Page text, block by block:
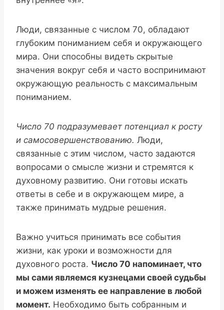
Люди, связанные с числом 70, обладают
глубоким пониманием себя и окружающего
мира. Они способны видеть скрытые
значения вокруг себя и часто воспринимают
окружающую реальность с максимальным
пониманием.
Число 70 подразумевает потенциал к росту
и самосовершенствованию. Люди,
связанные с этим числом, часто задаются
вопросами о смысле жизни и стремятся к
духовному развитию. Они готовы искать
ответы в себе и в окружающем мире, а
также принимать мудрые решения.
Важно учиться принимать все события
жизни, как уроки и возможности для
духовного роста. Число 70 напоминает, что
мы сами являемся кузнецами своей судьбы
и можем изменять ее направление в любой
момент. Необходимо быть собранным и